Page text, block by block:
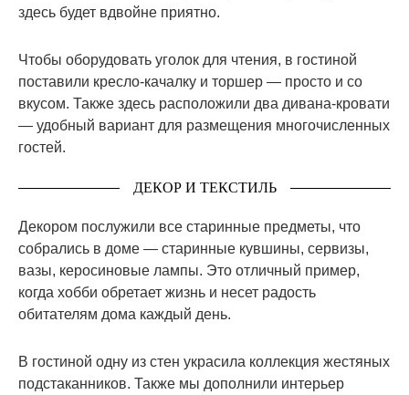
здесь будет вдвойне приятно.
Чтобы оборудовать уголок для чтения, в гостиной
поставили кресло-качалку и торшер — просто и со
вкусом. Также здесь расположили два дивана-кровати
— удобный вариант для размещения многочисленных
гостей.
ДЕКОР И ТЕКСТИЛЬ
Декором послужили все старинные предметы, что
собрались в доме — старинные кувшины, сервизы,
вазы, керосиновые лампы. Это отличный пример,
когда хобби обретает жизнь и несет радость
обитателям дома каждый день.
В гостиной одну из стен украсила коллекция жестяных
подстаканников. Также мы дополнили интерьер